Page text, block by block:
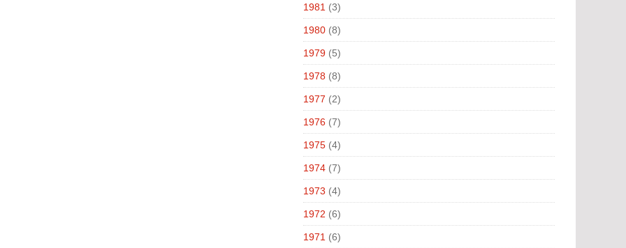
1981 (3)
1980 (8)
1979 (5)
1978 (8)
1977 (2)
1976 (7)
1975 (4)
1974 (7)
1973 (4)
1972 (6)
1971 (6)